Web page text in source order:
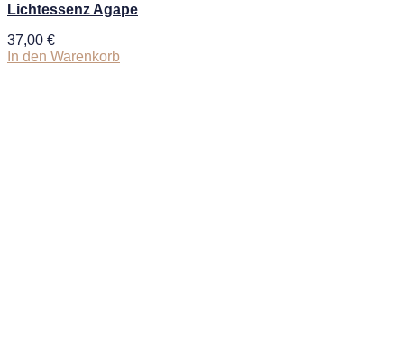
Lichtessenz Agape
37,00 €
In den Warenkorb